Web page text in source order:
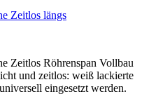
Zeitlos längs
Zeitlos Röhrenspan Vollbau
und zeitlos: weiß lackierte
eingesetzt werden.